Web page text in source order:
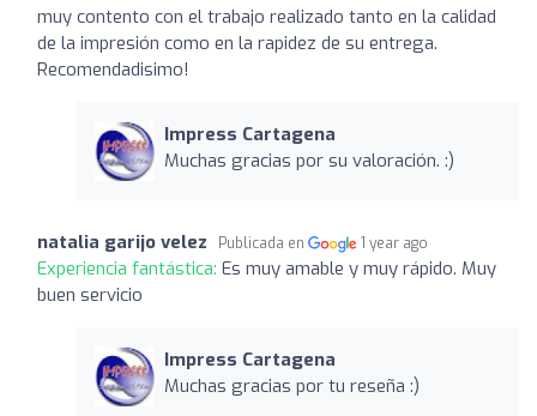
muy contento con el trabajo realizado tanto en la calidad
de la impresión como en la rapidez de su entrega.
Recomendadisimo!
Impress Cartagena
Muchas gracias por su valoración. :)
natalia garijo velez Publicada en 1 year ago
Experiencia fantástica: Es muy amable y muy rápido. Muy
buen servicio
Impress Cartagena
Muchas gracias por tu reseña :)